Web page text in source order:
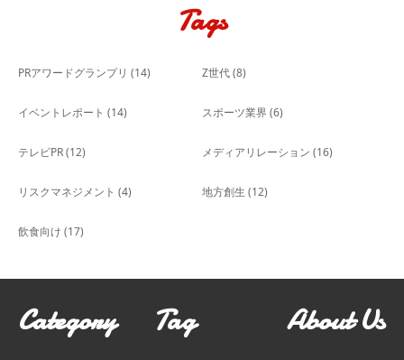
Tags
PRアワードグランプリ (14) Z世代(8)
イベントレポート (14) スポーツ業界 (6)
テレビPR(12) メディアリレーション (16)
リスクマネジメント (4) 地方創生 (12)
飲食向け (17)
Category Tag About Us